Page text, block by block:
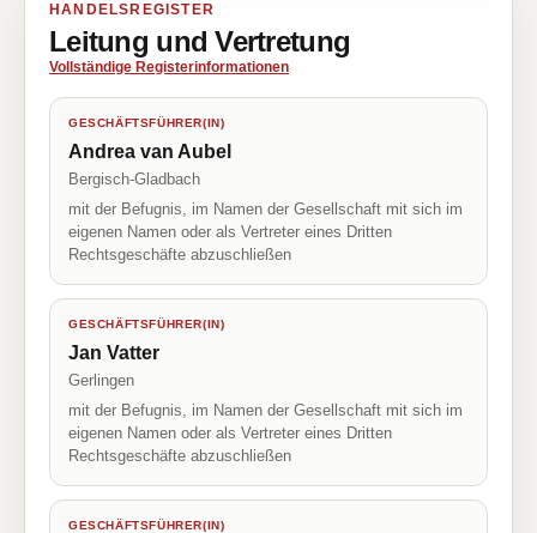
HANDELSREGISTER
Leitung und Vertretung
Vollständige Registerinformationen
GESCHÄFTSFÜHRER(IN)
Andrea van Aubel
Bergisch-Gladbach
mit der Befugnis, im Namen der Gesellschaft mit sich im
eigenen Namen oder als Vertreter eines Dritten
Rechtsgeschäfte abzuschließen
GESCHÄFTSFÜHRER(IN)
Jan Vatter
Gerlingen
mit der Befugnis, im Namen der Gesellschaft mit sich im
eigenen Namen oder als Vertreter eines Dritten
Rechtsgeschäfte abzuschließen
GESCHÄFTSFÜHRER(IN)